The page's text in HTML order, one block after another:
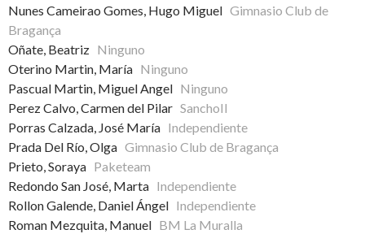
Nunes Cameirao Gomes, Hugo Miguel Gimnasio Club de
Bragança
Oñate, Beatriz Ninguno
Oterino Martin, María Ninguno
Pascual Martin, Miguel Angel Ninguno
Perez Calvo, Carmen del Pilar SanchoII
Porras Calzada, José María Independiente
Prada Del Río, Olga Gimnasio Club de Bragança
Prieto, Soraya Paketeam
Redondo San José, Marta Independiente
Rollon Galende, Daniel Ángel Independiente
Roman Mezquita, Manuel BM La Muralla